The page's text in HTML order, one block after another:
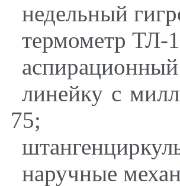
недельный
термометр
линейку с
75;
наручные